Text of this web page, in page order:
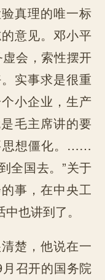
真理的唯一标
意见。邓小平
会，索性摆开
实事求是很重
小企业，生产
毛主席讲的要
思想僵化。……
全国去。”关于
事，在中央工
也讲到了。
楚，他说在一
召开的国务院